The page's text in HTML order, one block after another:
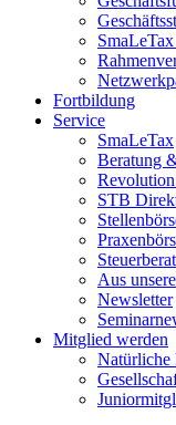
Fortbildung
Service
SmaLeTax
Beratung
STB
Aus
Newsletter
Mitglied werden
Natürliche